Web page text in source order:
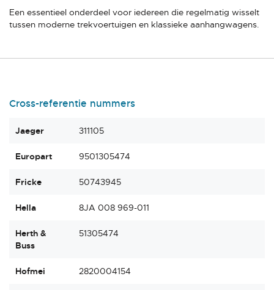
Een essentieel onderdeel voor iedereen die regelmatig wisselt
tussen moderne trekvoertuigen en klassieke aanhangwagens.
Cross-referentie nummers
Jaeger 311105
Europart 9501305474
Fricke 50743945
Hella 8JA 008 969-011
Herth &
Buss
51305474
Hofmei 2820004154